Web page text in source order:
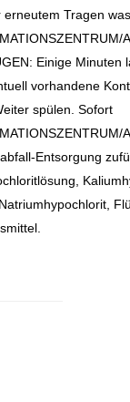
erneutem Tragen
Einige Minuten
vorhandene
spülen. Sofort
Entsorgung